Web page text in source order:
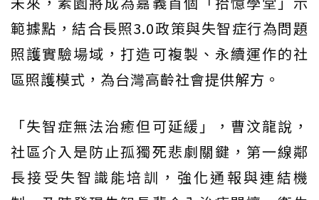
範據點，結合長照3.0政策與失智症行為問題
照護實驗場域，打造可複製、永續運作的社
區照護模式，為台灣高齡社會提供解方。
「失智症無法治癒但可延緩」，曹汶龍說，
社區介入是防止孤獨死悲劇關鍵，第一線鄰
長接受失智識能培訓，強化通報與連結機